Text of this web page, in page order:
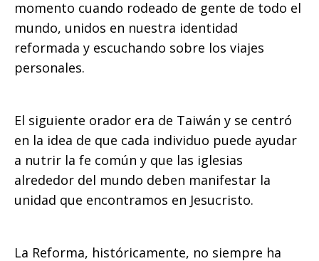
momento cuando rodeado de gente de todo el
mundo, unidos en nuestra identidad
reformada y escuchando sobre los viajes
personales.
El siguiente orador era de Taiwán y se centró
en la idea de que cada individuo puede ayudar
a nutrir la fe común y que las iglesias
alrededor del mundo deben manifestar la
unidad que encontramos en Jesucristo.
La Reforma, históricamente, no siempre ha